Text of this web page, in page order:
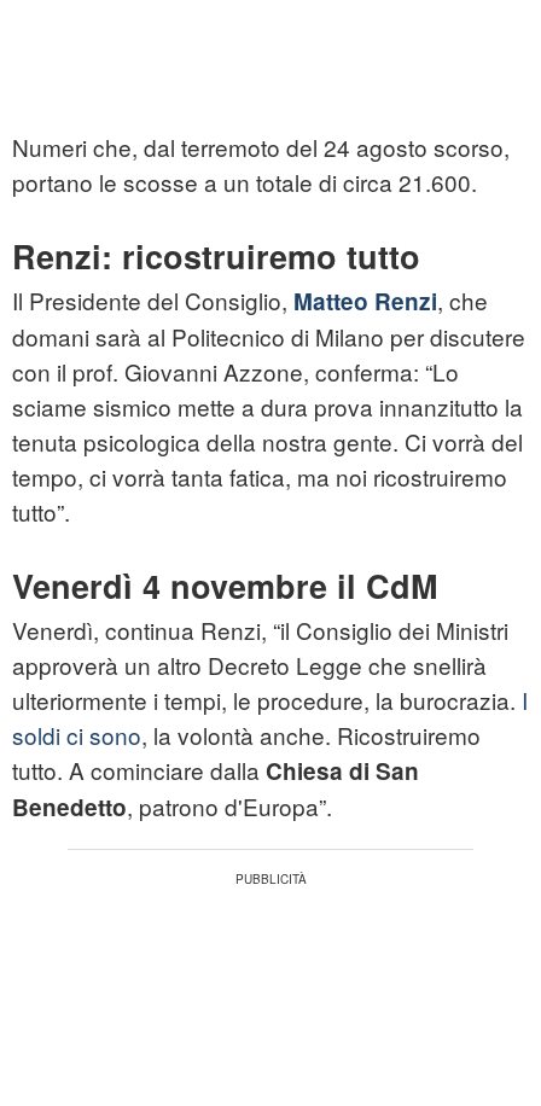
Numeri che, dal terremoto del 24 agosto scorso,
portano le scosse a un totale di circa 21.600.
Renzi: ricostruiremo tutto
Il Presidente del Consiglio, Matteo Renzi, che
domani sarà al Politecnico di Milano per discutere
con il prof. Giovanni Azzone, conferma: “Lo
sciame sismico mette a dura prova innanzitutto la
tenuta psicologica della nostra gente. Ci vorrà del
tempo, ci vorrà tanta fatica, ma noi ricostruiremo
tutto”.
Venerdì 4 novembre il CdM
Venerdì, continua Renzi, “il Consiglio dei Ministri
approverà un altro Decreto Legge che snellirà
ulteriormente i tempi, le procedure, la burocrazia. I
soldi ci sono, la volontà anche. Ricostruiremo
tutto. A cominciare dalla Chiesa di San
Benedetto, patrono d'Europa”.